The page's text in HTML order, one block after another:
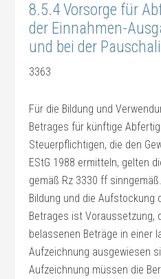
8.5.4 Vorsorge für
der Einnahmen-
und bei der
3363
Für die Bildung und
Betrages für künftige
Steuerpflichtigen, die den
EStG 1988 ermitteln, gelten
gemäß Rz 3330 ff
Bildung und die Aufstockung
Betrages ist Voraussetzung,
belassenen Beträge in einer
Aufzeichnung ausgewiesen
Aufzeichnung müssen die